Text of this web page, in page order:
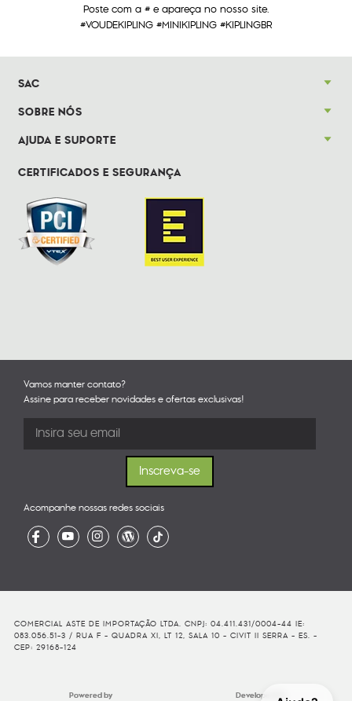
Poste com a # e apareça no nosso site.
#VOUDEKIPLING #MINIKIPLING #KIPLINGBR
SAC
SOBRE NÓS
AJUDA E SUPORTE
CERTIFICADOS E SEGURANÇA
Vamos manter contato?
Assine para receber novidades e ofertas exclusivas!
Acompanhe nossas redes sociais
COMERCIAL ASTE DE IMPORTAÇÃO LTDA. CNPJ: 04.411.431/0004-44 IE:
083.056.51-3 / RUA F - QUADRA XI, LT 12, SALA 10 - CIVIT II SERRA - ES. -
CEP: 29168-124
Powered by Developed By